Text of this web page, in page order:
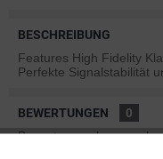
BESCHREIBUNG
Features High Fidelity
Perfekte Signalstabilität
BEWERTUNGEN
0
Bewertungen lesen,